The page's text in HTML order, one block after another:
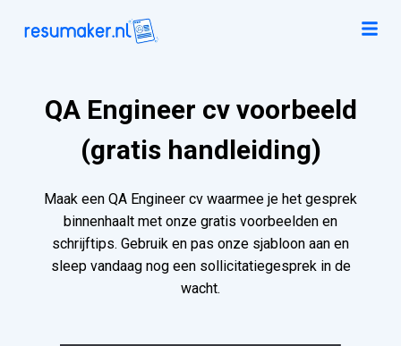
QA Engineer cv voorbeeld
(gratis handleiding)
Maak een QA Engineer cv waarmee je het gesprek
binnenhaalt met onze gratis voorbeelden en
schrijftips. Gebruik en pas onze sjabloon aan en
sleep vandaag nog een sollicitatiegesprek in de
wacht.